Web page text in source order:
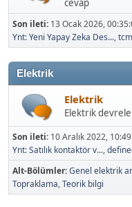
Son ileti:13 Ocak 2026,
Ynt: Yeni Yapay Zeka Des...,
Elektrik
Elektrik
Elektrik
Son ileti:10 Aralık 2022,
Ynt: Satılık kontaktör v...,
Alt-Bölümler Genel elektrik
Topraklama Teorik bilgi